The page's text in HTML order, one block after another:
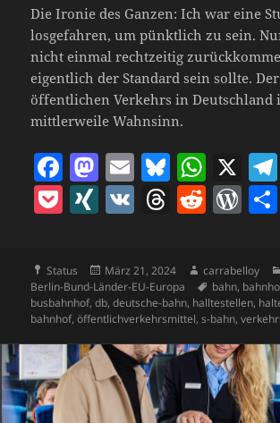
Die Ironie des Ganzen: Ich war eine
losgefahren, um pünktlich zu sein.
nicht einmal rechtzeitig
eigentlich der Standard sein sollte.
öffentlichen Verkehrs in Deutschland
mittlerweile Wahnsinn.
F
a
c
b
o
o
k
M
as
to
o
n
E
m
Bl
u
es
y
W
h
at
A
p
p
X
P
k
et
X
N
G
V T
re
a
d
s
R
di
t
W
r
d
P
re
ss
Format
Status
Veröffentlicht
am
März 21, 2024 Autor
carrabelloy
Berlin-Bund-Länder-EU-Europa
Schlagwörter
bahn,
busbahnhof,db,deutsche-bahn, halltestellen,
bahnhof,öffentlichverkehrsmittel,s-bahn,